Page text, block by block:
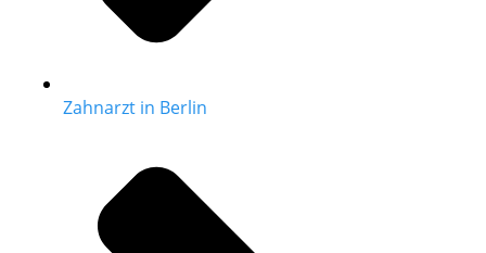
Zahnarzt in Berlin